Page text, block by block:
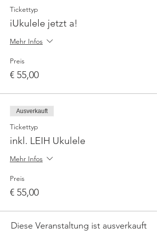
Tickettyp
iUkulele jetzt a!
Mehr Infos
Preis
€ 55,00
Ausverkauft
Tickettyp
inkl. LEIH Ukulele
Mehr Infos
Preis
€ 55,00
Diese Veranstaltung ist ausverkauft